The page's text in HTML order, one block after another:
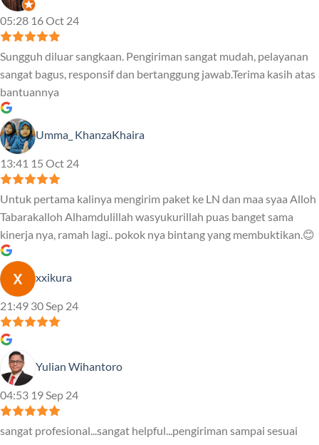
05:28 16 Oct 24
Sungguh diluar sangkaan. Pengiriman sangat mudah, pelayanan
sangat bagus, responsif dan bertanggung jawab.Terima kasih atas
bantuannya
Umma_ KhanzaKhaira
13:41 15 Oct 24
Untuk pertama kalinya mengirim paket ke LN dan maa syaa Alloh
Tabarakalloh Alhamdulillah wasyukurillah puas banget sama
kinerja nya, ramah lagi.. pokok nya bintang yang membuktikan.😊
xxikura
21:49 30 Sep 24
Yulian Wihantoro
04:53 19 Sep 24
sangat profesional...sangat helpful...pengiriman sampai sesuai